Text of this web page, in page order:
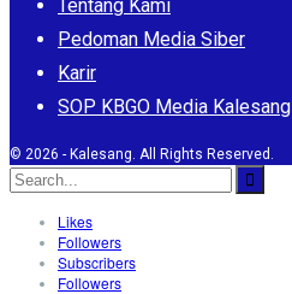
Tentang Kami
Pedoman Media Siber
Karir
SOP KBGO Media Kalesang
© 2026 - Kalesang. All Rights Reserved.
Likes
Followers
Subscribers
Followers